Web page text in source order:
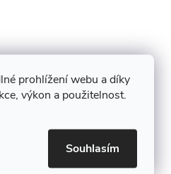
prohlížení webu a díky
výkon a použitelnost.
Souhlasím